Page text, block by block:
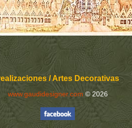
/ Artes Decorativas
www.gaudidesigner.com © 2026